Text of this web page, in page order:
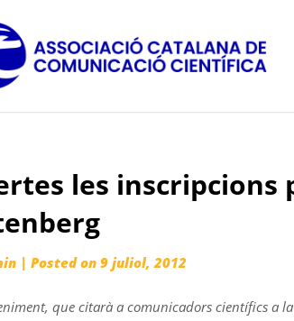
les inscripcions
| Posted on 9 juliol, 2012
que citarà a comunicadors científics a